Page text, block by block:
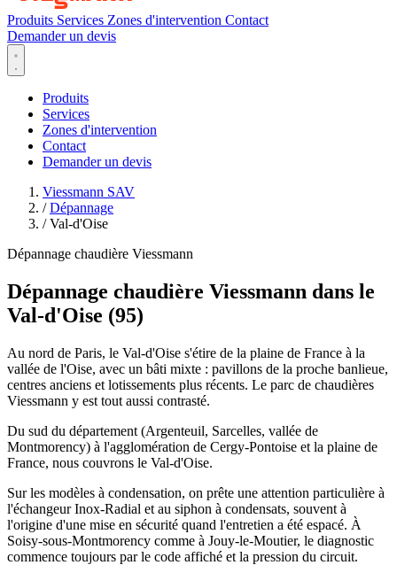
Produits Services Zones d'intervention Contact
Demander un devis
Produits
Services
Zones d'intervention
Contact
Demander un devis
Viessmann SAV
/ Dépannage
/ Val-d'Oise
Dépannage chaudière Viessmann
Dépannage chaudière Viessmann dans le
Val-d'Oise (95)
Au nord de Paris, le Val-d'Oise s'étire de la plaine de France à la
vallée de l'Oise, avec un bâti mixte : pavillons de la proche banlieue,
centres anciens et lotissements plus récents. Le parc de chaudières
Viessmann y est tout aussi contrasté.
Du sud du département (Argenteuil, Sarcelles, vallée de
Montmorency) à l'agglomération de Cergy-Pontoise et la plaine de
France, nous couvrons le Val-d'Oise.
Sur les modèles à condensation, on prête une attention particulière à
l'échangeur Inox-Radial et au siphon à condensats, souvent à
l'origine d'une mise en sécurité quand l'entretien a été espacé. À
Soisy-sous-Montmorency comme à Jouy-le-Moutier, le diagnostic
commence toujours par le code affiché et la pression du circuit.